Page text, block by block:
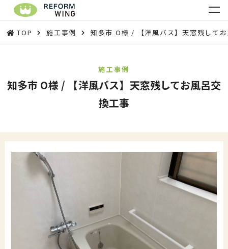
TOP 施工事例 知多市 O様 / 【洋風バス】天窓残して
施工事例
知多市 O様 / 【洋風バス】天窓残してお風呂交
換工事